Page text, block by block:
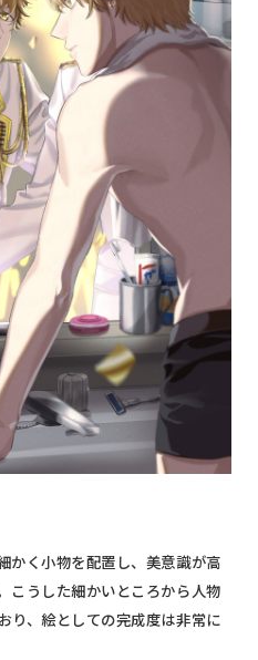
かく小物を配置し、美意識が高
こうした細かいところから人物
り、絵としての完成度は非常に